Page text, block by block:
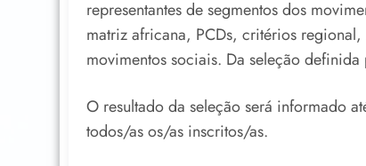
representantes de segmentos dos
matriz africana, PCDs, critérios
movimentos sociais. Da seleção
O resultado da seleção será informado
todos/as os/as inscritos/as.